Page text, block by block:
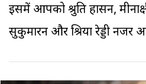
इसमें आपको श्रुति हासन,
सुकुमारन और श्रिया रेड्डी नजर